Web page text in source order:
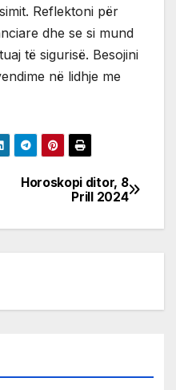
Reflektoni për
dhe se si mund
të sigurisë. Besojini
në lidhje me
Horoskopi ditor, 8
Prill 2024